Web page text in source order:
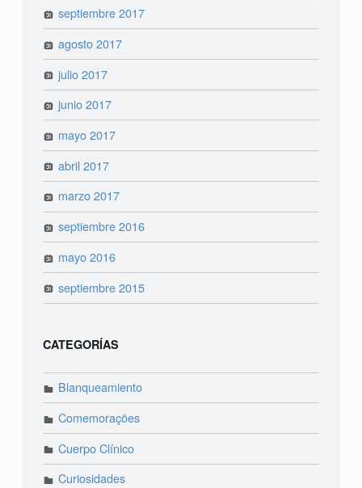
septiembre 2017
agosto 2017
julio 2017
junio 2017
mayo 2017
abril 2017
marzo 2017
septiembre 2016
mayo 2016
septiembre 2015
CATEGORÍAS
Blanqueamiento
Comemorações
Cuerpo Clínico
Curiosidades